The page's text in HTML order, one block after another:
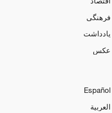
فرهنگی
یادداشت
عکس
Español
العربية